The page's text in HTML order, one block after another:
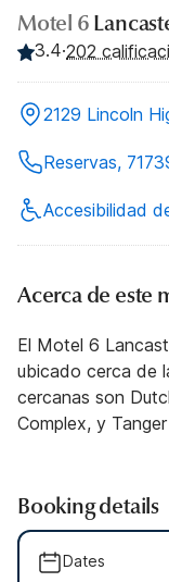
Motel 6
3.4·202
2129 Lincoln
Reservas,
Accesibilidad
Acerca de este
El Motel 6
ubicado cerca de
cercanas son
Complex, y
Booking details
Dates